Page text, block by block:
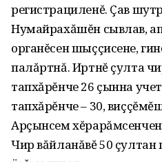
регистрациленĕ. Çав
Нумайрахăшĕн сывлав,
органĕсен шыççисене,
палăртнă. Иртнĕ çулта
тапхăрĕнче 26 çынна
тапхăрĕнче – 30,
Арçынсем
Чир вăйланăвĕ 50 çултан